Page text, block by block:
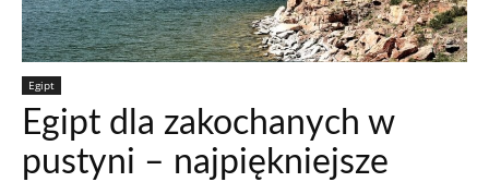
Egipt
Egipt dla zakochanych w
pustyni – najpiękniejsze